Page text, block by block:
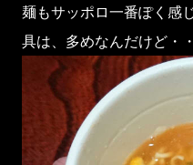
麺もサッポロ一番ぽく感
具は、多めなんだけど・